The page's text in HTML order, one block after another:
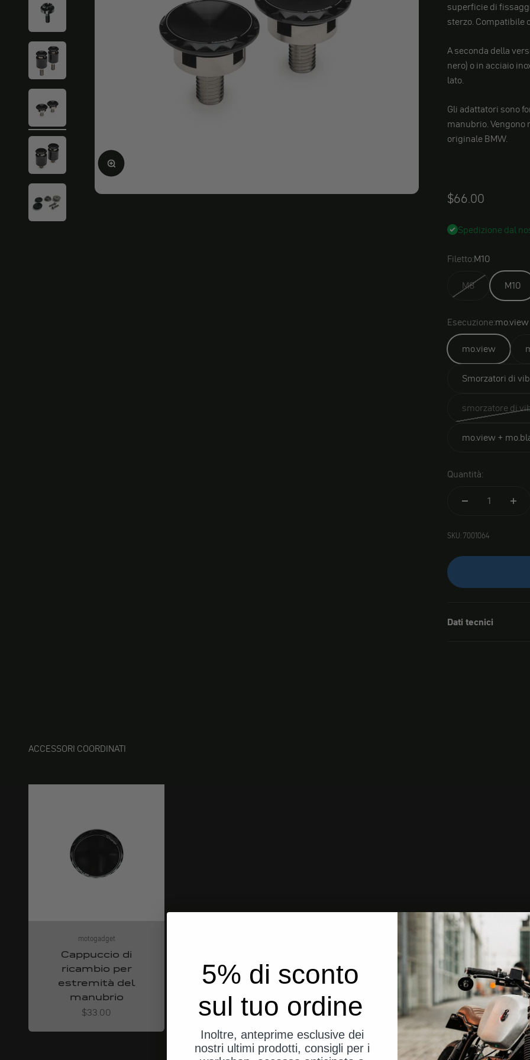
Ingrandire l'immagine
superficie di
sterzo. Compatibile
A seconda della
nero) o in acciaio
lato.
Gli adattatori sono
manubrio.
originale BMW.
Angebot
$66.00
Spedizione dal
Filetto:M10
M8 M10
Esecuzione:mo.view
mo.view
Smorzatori di
smorzatore di
mo.view +
Quantità:
SKU: 7001064
Dati tecnici
ACCESSORI COORDINATI
motogadget
Cappuccio di
ricambio per
estremità del
manubrio
Angebot
$33.00
5% di sconto
sul tuo ordine
Inoltre, anteprime esclusive dei
nostri ultimi prodotti, consigli per i